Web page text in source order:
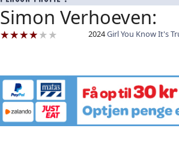
Simon Verhoeven:
2024Girl You Know It's